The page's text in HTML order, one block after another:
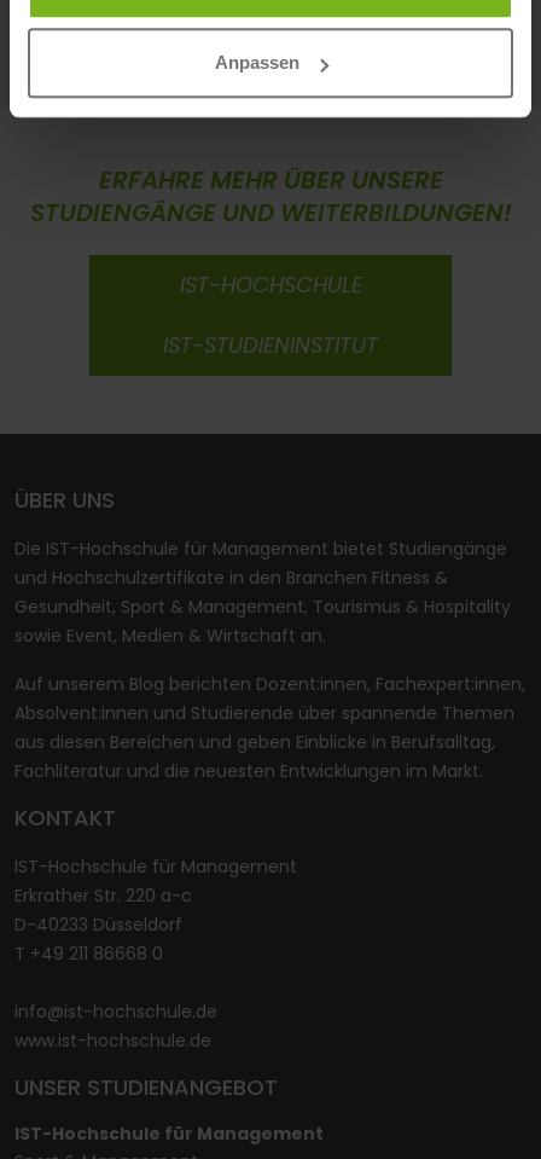
Anpassen
Weiterlesen
ERFAHRE MEHR ÜBER UNSERE
STUDIENGÄNGE UND WEITERBILDUNGEN!
IST-HOCHSCHULE
IST-STUDIENINSTITUT
ÜBER UNS
Die IST-Hochschule für Management bietet Studiengänge
und Hochschulzertifikate in den Branchen Fitness &
Gesundheit, Sport & Management, Tourismus & Hospitality
sowie Event, Medien & Wirtschaft an.
Auf unserem Blog berichten Dozent:innen, Fachexpert:innen,
Absolvent:innen und Studierende über spannende Themen
aus diesen Bereichen und geben Einblicke in Berufsalltag,
Fachliteratur und die neuesten Entwicklungen im Markt.
KONTAKT
IST-Hochschule für Management
Erkrather Str. 220 a-c
D-40233 Düsseldorf
T +49 211 86668 0
info@ist-hochschule.de
www.ist-hochschule.de
UNSER STUDIENANGEBOT
IST-Hochschule für Management